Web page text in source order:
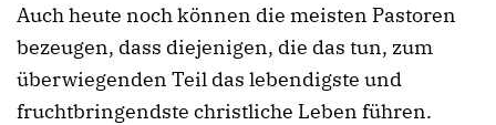
Auch heute noch können die meisten Pastoren
bezeugen, dass diejenigen, die das tun, zum
überwiegenden Teil das lebendigste und
fruchtbringendste christliche Leben führen.